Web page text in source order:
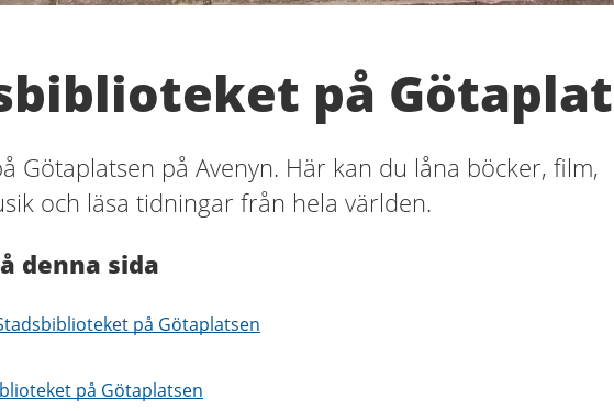
på
Götaplatsen på Avenyn. Här kan du låna böcker, film,
och läsa tidningar från hela världen.
denna sida
på Götaplatsen
på Götaplatsen